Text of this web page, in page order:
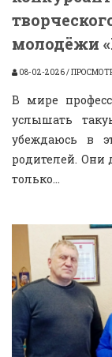
молодёжи
08-02-2026 /
В мире
услышать
убеждаюсь в
родителей.
только...